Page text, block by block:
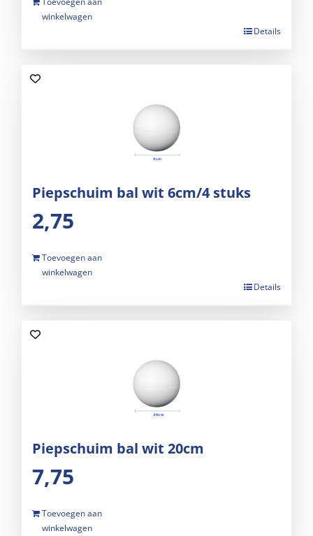
winkelwagen
Details
Piepschuim bal wit 6cm/4 stuks
2,75
Toevoegen aan
winkelwagen
Details
Piepschuim bal wit 20cm
7,75
Toevoegen aan
winkelwagen